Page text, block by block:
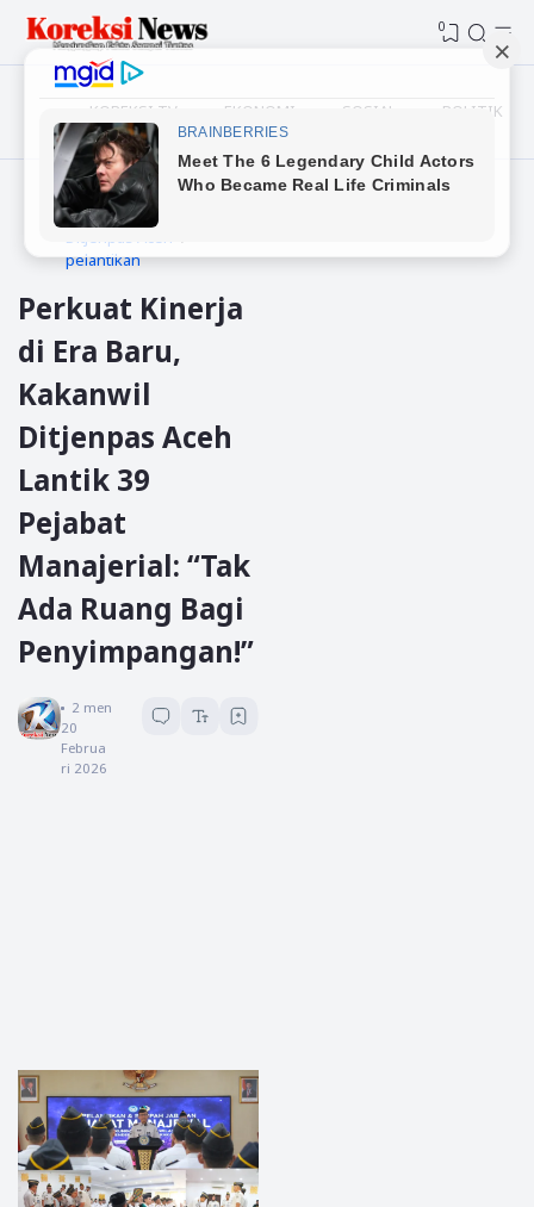
0
KOREKSI TV EKONOMI SOSIAL POLITIK
Beranda
Banda aceh
Ditjenpas Aceh
pelantikan
Perkuat Kinerja
di Era Baru,
Kakanwil
Ditjenpas Aceh
Lantik 39
Pejabat
Manajerial: “Tak
Ada Ruang Bagi
Penyimpangan!”
Koreksi News
2 menit baca
20
Februa
ri 2026